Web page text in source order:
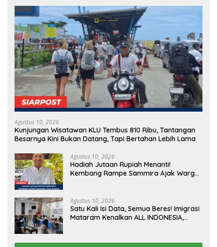
Agustus 10, 2026
Kunjungan Wisatawan KLU Tembus 810 Ribu, Tantangan
Besarnya Kini Bukan Datang, Tapi Bertahan Lebih Lama
Agustus 10, 2026
Hadiah Jutaan Rupiah Menanti!
Kembang Rampe Sammira Ajak Warga
Agustus 10, 2026
Satu Kali Isi Data, Semua Beres! Imigrasi
Mataram Kenalkan ALL INDONESIA,